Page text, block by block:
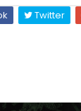
Twitter